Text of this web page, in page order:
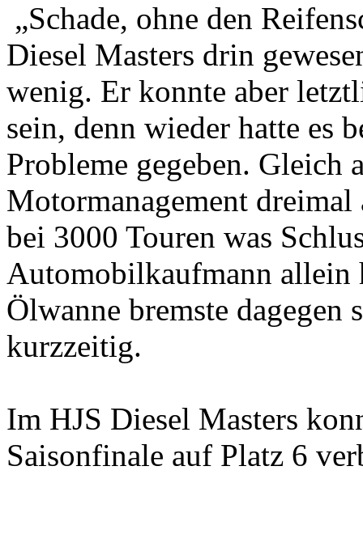
„Schade, ohne den
Diesel Masters drin
wenig. Er konnte aber
sein, denn wieder hatte es
Probleme gegeben. Gleich
Motormanagement
bei 3000 Touren was
Automobilkaufmann allein
Ölwanne bremste dagegen
kurzzeitig.
Im HJS Diesel Masters
Saisonfinale auf Platz 6